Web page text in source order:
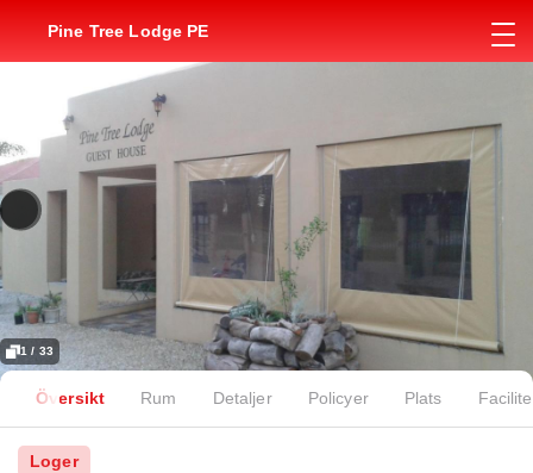
Pine Tree Lodge PE
1 / 33
Översikt Rum Detaljer Policyer Plats
Loger